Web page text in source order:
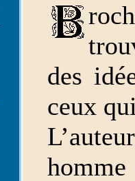
des
ceux